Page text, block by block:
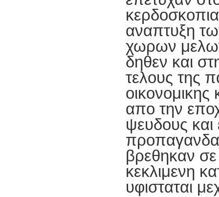
αναπτυξη
χωρων
δηθεν και
τελους της
απο την
ψευδους και
βρεθηκαν σε
κεκλιμενη
υφισταται